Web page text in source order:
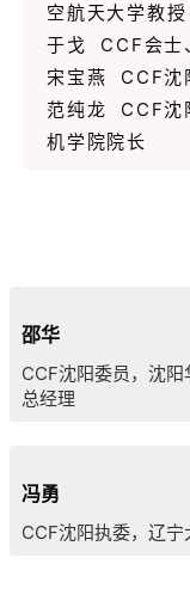
空航天大学教授
于戈 CCF会士
宋宝燕 CCF沈
范纯龙 CCF沈
机学院院长
邵华
CCF沈阳委员，沈
总经理
冯勇
CCF沈阳执委，辽